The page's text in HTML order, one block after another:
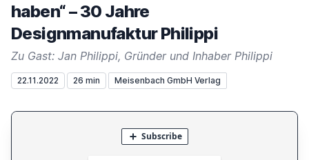
haben“ – 30 Jahre
Designmanufaktur Philippi
Zu Gast: Jan Philippi, Gründer und Inhaber Philippi
22.11.2022 26 min Meisenbach GmbH Verlag